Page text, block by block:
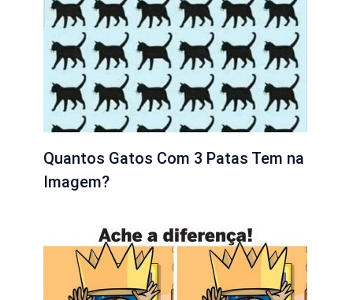
Quantos Gatos Com 3 Patas Tem na
Imagem?